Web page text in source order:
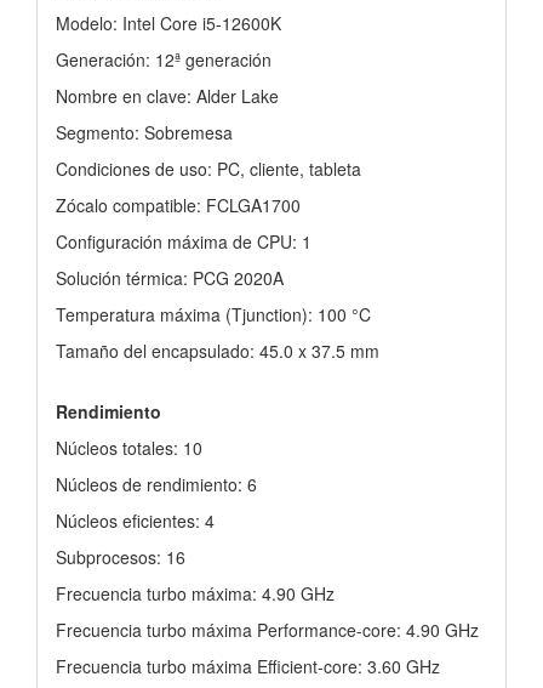
Modelo: Intel Core i5-12600K
Generación: 12ª generación
Nombre en clave: Alder Lake
Segmento: Sobremesa
Condiciones de uso: PC, cliente, tableta
Zócalo compatible: FCLGA1700
Configuración máxima de CPU: 1
Solución térmica: PCG 2020A
Temperatura máxima (Tjunction): 100 °C
Tamaño del encapsulado: 45.0 x 37.5 mm
Rendimiento
Núcleos totales: 10
Núcleos de rendimiento: 6
Núcleos eficientes: 4
Subprocesos: 16
Frecuencia turbo máxima: 4.90 GHz
Frecuencia turbo máxima Performance-core: 4.90 GHz
Frecuencia turbo máxima Efficient-core: 3.60 GHz